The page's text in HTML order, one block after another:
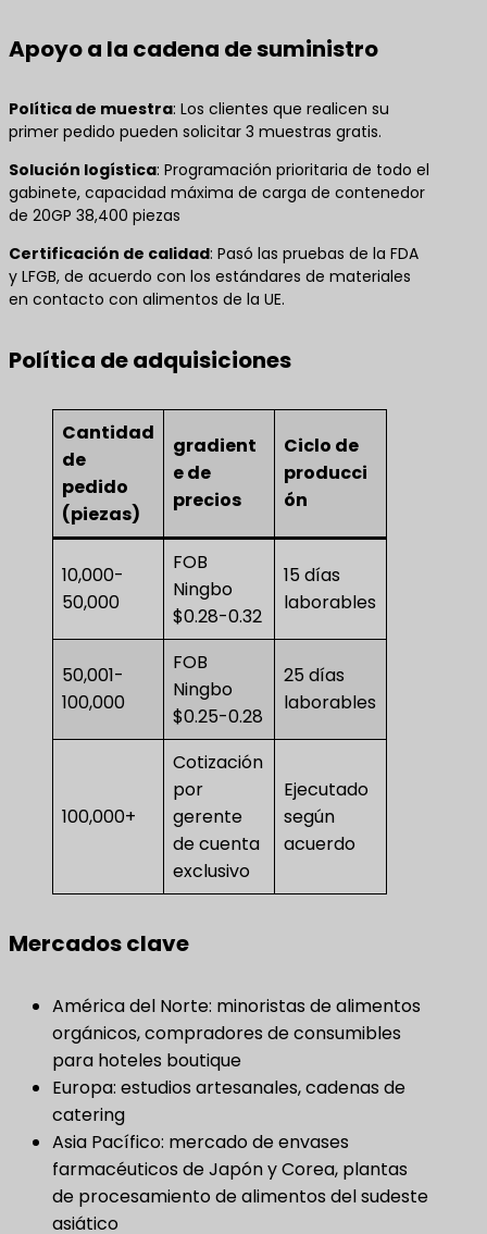
Apoyo a la cadena de suministro
Política de muestra​: Los clientes que realicen su
primer pedido pueden solicitar 3 muestras gratis.
Solución logística​: Programación prioritaria de todo el
gabinete, capacidad máxima de carga de contenedor
de 20GP 38,400 piezas
Certificación de calidad​: Pasó las pruebas de la FDA
y LFGB, de acuerdo con los estándares de materiales
en contacto con alimentos de la UE.
Política de adquisiciones
Cantidad
de
pedido
(piezas)
gradient
e de
precios
Ciclo de
producci
ón
10,000-
50,000
FOB
Ningbo
$0.28-0.32
15 días
laborables
50,001-
100,000
FOB
Ningbo
$0.25-0.28
25 días
laborables
100,000+
Cotización
por
gerente
de cuenta
exclusivo
Ejecutado
según
acuerdo
Mercados clave
América del Norte: minoristas de alimentos
orgánicos, compradores de consumibles
para hoteles boutique
Europa: estudios artesanales, cadenas de
catering
Asia Pacífico: mercado de envases
farmacéuticos de Japón y Corea, plantas
de procesamiento de alimentos del sudeste
asiático